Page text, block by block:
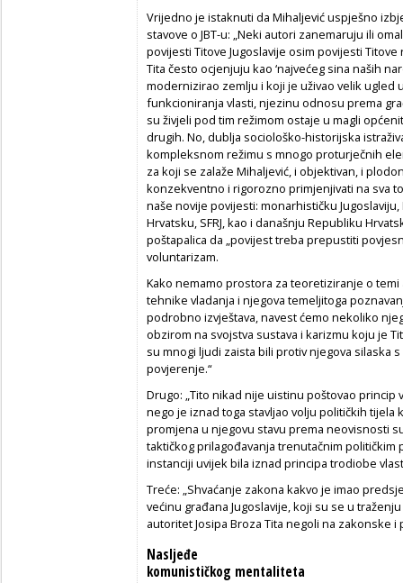
Vrijedno je istaknuti da Mihaljević uspješno
stavove o JBT-u: „Neki autori zanemaruju ili
povijesti Titove Jugoslavije osim povijesti
Tita često ocjenjuju kao ‘najvećeg sina naših
modernizirao zemlju i koji je uživao velik ugled
funkcioniranja vlasti, njezinu odnosu prema
su živjeli pod tim režimom ostaje u magli
drugih. No, dublja sociološko-historijska
kompleksnom režimu s mnogo proturječnih
za koji se zalaže Mihaljević, i objektivan, i
konzekventno i rigorozno primjenjivati na sva
naše novije povijesti: monarhističku
Hrvatsku, SFRJ, kao i današnju Republiku
poštapalica da „povijest treba prepustiti
voluntarizam.
Kako nemamo prostora za teoretiziranje o
tehnike vladanja i njegova temeljitoga
podrobno izvještava, navest ćemo nekoliko
obzirom na svojstva sustava i karizmu koju je
su mnogi ljudi zaista bili protiv njegova silaska
povjerenje.“
Drugo: „Tito nikad nije uistinu poštovao
nego je iznad toga stavljao volju političkih tijela
promjena u njegovu stavu prema neovisnosti
taktičkog prilagođavanja trenutačnim
instanciji uvijek bila iznad principa trodiobe
Treće: „Shvaćanje zakona kakvo je imao
većinu građana Jugoslavije, koji su se u
autoritet Josipa Broza Tita negoli na zakonske
Nasljeđe
komunističkog mentaliteta